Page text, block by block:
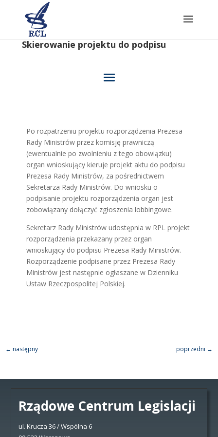
content
Skierowanie projektu do podpisu
Po rozpatrzeniu projektu rozporządzenia Prezesa
Rady Ministrów przez komisję prawniczą
(ewentualnie po zwolnieniu z tego obowiązku)
organ wnioskujący kieruje projekt aktu do podpisu
Prezesa Rady Ministrów, za pośrednictwem
Sekretarza Rady Ministrów. Do wniosku o
podpisanie projektu rozporządzenia organ jest
zobowiązany dołączyć zgłoszenia lobbingowe.
Sekretarz Rady Ministrów udostępnia w RPL projekt
rozporządzenia przekazany przez organ
wnioskujący do podpisu Prezesa Rady Ministrów.
Rozporządzenie podpisane przez Prezesa Rady
Ministrów jest następnie ogłaszane w Dzienniku
Ustaw Rzeczpospolitej Polskiej.
←następny poprzedni →
Rządowe Centrum Legislacji
ul. Krucza 36 / Wspólna 6